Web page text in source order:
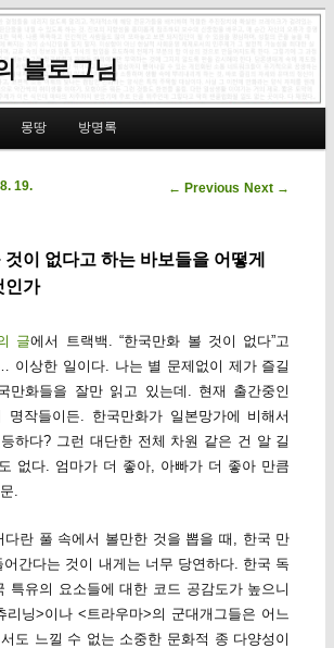
블로그님
content
몽땅 방명록
Post navigation
← Previous Next →
이 없다고 하는 바보들을 어떻게
인가
19.
글에서 트랙백. “한국만화 볼 것이 없다”고
이상한 일이다. 나는 별 문제없이 제가 즐길
만화들을 잘만 읽고 있는데. 현재 출간중인
명작들이든. 한국만화가 일본망가에 비해서
하다? 그런 대단한 전체 차원 같은 건 알 길
없다. 엄마가 더 좋아, 아빠가 더 좋아 만큼
.
다란 풀 속에서 볼만한 것을 뽑을 때, 한국 만
어간다는 것이 내게는 너무 당연하다. 한국 독
특유의 요소들에 대한 코드 공감도가 높으니
닝>이나 <트라우마>의 군대개그들은 어느
도 느낄 수 없는 소중한 문화적 종 다양성이